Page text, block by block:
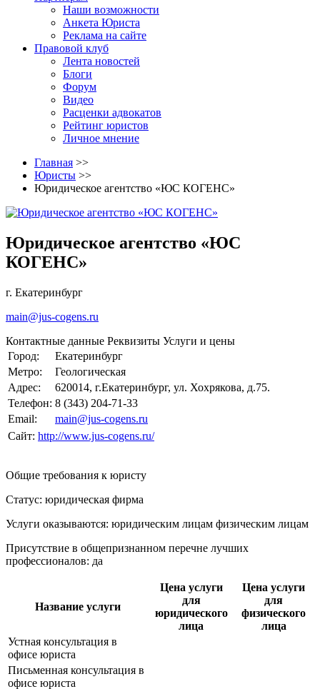
Наши возможности
Анкета Юриста
Реклама на сайте
Правовой клуб
Лента новостей
Блоги
Форум
Видео
Расценки адвокатов
Рейтинг юристов
Личное мнение
Главная >>
Юристы >>
Юридическое агентство «ЮС КОГЕНС»
Юридическое агентство «ЮС
КОГЕНС»
г. Екатеринбург
main@jus-cogens.ru
Контактные данные Реквизиты Услуги и цены
Город:
Екатеринбург
Метро:
Геологическая
Адрес:
620014, г.Екатеринбург, ул. Хохрякова, д.75.
Телефон: 8 (343) 204-71-33
Email:
main@jus-cogens.ru
Сайт: http://www.jus-cogens.ru/
Общие требования к юристу
Статус: юридическая фирма
Услуги оказываются: юридическим лицам физическим лицам
Присутствие в общепризнанном перечне лучших
профессионалов: да
Название услуги
Цена услуги
для
юридического
лица
Цена услуги
для
физического
лица
Устная консультация в
офисе юриста
Письменная консультация в
офисе юриста